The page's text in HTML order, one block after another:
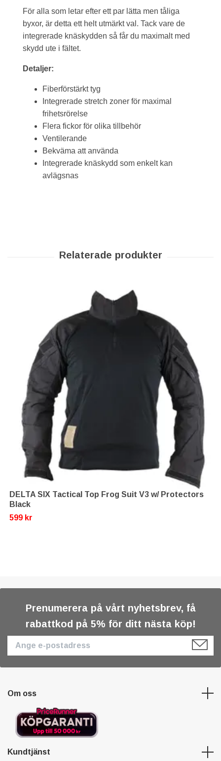
För alla som letar efter ett par lätta men tåliga
byxor, är detta ett helt utmärkt val. Tack vare de
integrerade knäskydden så får du maximalt med
skydd ute i fältet.
Detaljer:
Fiberförstärkt tyg
Integrerade stretch zoner för maximal
frihetsrörelse
Flera fickor för olika tillbehör
Ventilerande
Bekväma att använda
Integrerade knäskydd som enkelt kan
avlägsnas
DELTA SIX Tactical Top Frog Suit V3 w/ Protectors
Black
599 kr
Prenumerera på vårt nyhetsbrev, få
rabattkod på 5% för ditt nästa köp!
Om oss
Kundtjänst